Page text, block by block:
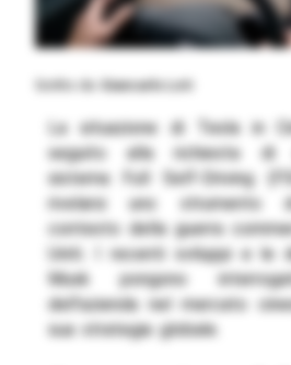
Giancarlo Loti
La situazione di Tesla in
seguito alla richiesta di
sistema Full Self-Driving
rivelarsi uno strumento
contesto della guerra
Uniti. I recenti sviluppi e le
Musk pongono
dell’azienda nel mercato
sua strategia globale.